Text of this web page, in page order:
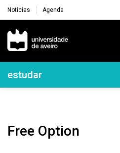
Notícias Agenda
Navegação Principal
Navegação Lateral
estudar
Free Option